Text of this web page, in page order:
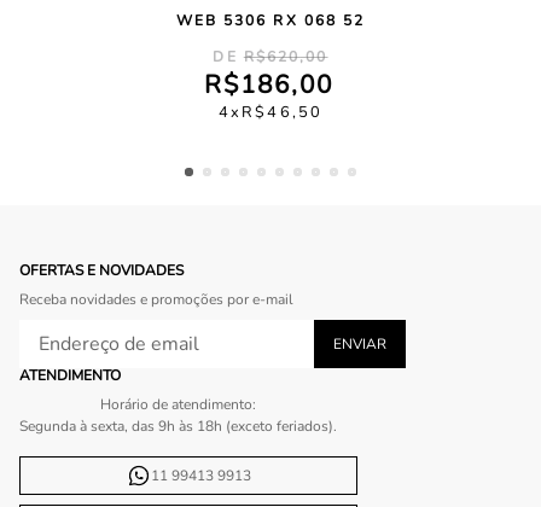
WEB 5306 RX 068 52
R$620,00
R$186,00
4 R$46,50
OFERTAS E NOVIDADES
Receba novidades e promoções por e-mail
ATENDIMENTO
Horário de atendimento:
Segunda à sexta, das 9h às 18h (exceto feriados).
11 99413 9913